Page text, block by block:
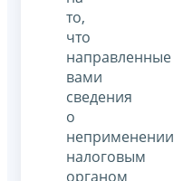
то,
что
направленные
вами
сведения
о
неприменении
налоговым
органом